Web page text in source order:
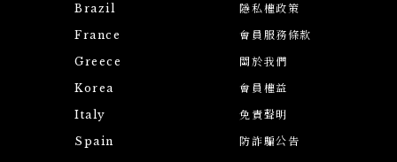
Brazil
France
Greece
Korea
Italy
Spain
隱私權政策
會員服務條款
關於我們
會員權益
免責聲明
防詐騙公告